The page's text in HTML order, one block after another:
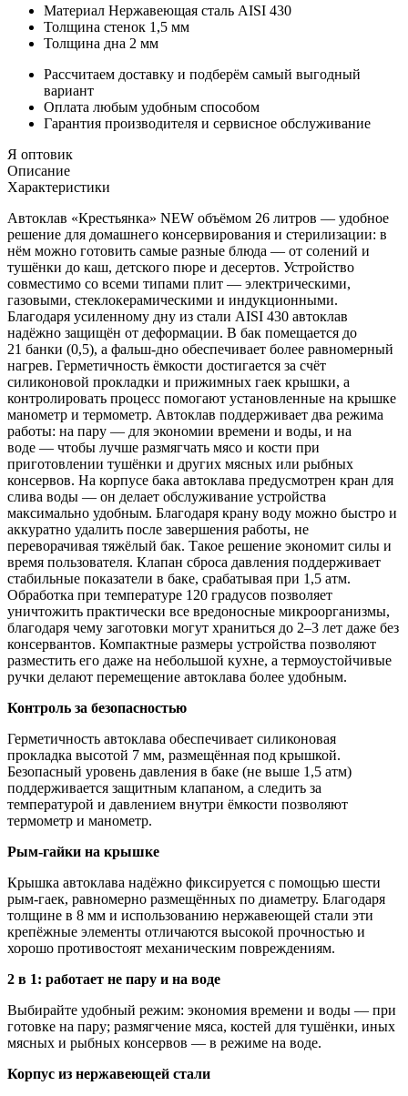
Материал Нержавеющая сталь AISI 430
Толщина стенок 1,5 мм
Толщина дна 2 мм
Рассчитаем доставку и подберём самый выгодный
вариант
Оплата любым удобным способом
Гарантия производителя и сервисное обслуживание
Я оптовик
Описание
Характеристики
Автоклав «Крестьянка» NEW объёмом 26 литров — удобное
решение для домашнего консервирования и стерилизации: в
нём можно готовить самые разные блюда — от солений и
тушёнки до каш, детского пюре и десертов. Устройство
совместимо со всеми типами плит — электрическими,
газовыми, стеклокерамическими и индукционными.
Благодаря усиленному дну из стали AISI 430 автоклав
надёжно защищён от деформации. В бак помещается до
21 банки (0,5), а фальш‑дно обеспечивает более равномерный
нагрев. Герметичность ёмкости достигается за счёт
силиконовой прокладки и прижимных гаек крышки, а
контролировать процесс помогают установленные на крышке
манометр и термометр. Автоклав поддерживает два режима
работы: на пару — для экономии времени и воды, и на
воде — чтобы лучше размягчать мясо и кости при
приготовлении тушёнки и других мясных или рыбных
консервов. На корпусе бака автоклава предусмотрен кран для
слива воды — он делает обслуживание устройства
максимально удобным. Благодаря крану воду можно быстро и
аккуратно удалить после завершения работы, не
переворачивая тяжёлый бак. Такое решение экономит силы и
время пользователя. Клапан сброса давления поддерживает
стабильные показатели в баке, срабатывая при 1,5 атм.
Обработка при температуре 120 градусов позволяет
уничтожить практически все вредоносные микроорганизмы,
благодаря чему заготовки могут храниться до 2–3 лет даже без
консервантов. Компактные размеры устройства позволяют
разместить его даже на небольшой кухне, а термоустойчивые
ручки делают перемещение автоклава более удобным.
Контроль за безопасностью
Герметичность автоклава обеспечивает силиконовая
прокладка высотой 7 мм, размещённая под крышкой.
Безопасный уровень давления в баке (не выше 1,5 атм)
поддерживается защитным клапаном, а следить за
температурой и давлением внутри ёмкости позволяют
термометр и манометр.
Рым-гайки на крышке
Крышка автоклава надёжно фиксируется с помощью шести
рым‑гаек, равномерно размещённых по диаметру. Благодаря
толщине в 8 мм и использованию нержавеющей стали эти
крепёжные элементы отличаются высокой прочностью и
хорошо противостоят механическим повреждениям.
2 в 1: работает не пару и на воде
Выбирайте удобный режим: экономия времени и воды — при
готовке на пару; размягчение мяса, костей для тушёнки, иных
мясных и рыбных консервов — в режиме на воде.
Корпус из нержавеющей стали